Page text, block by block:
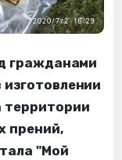
гражданами
территории
прений,
"Мой